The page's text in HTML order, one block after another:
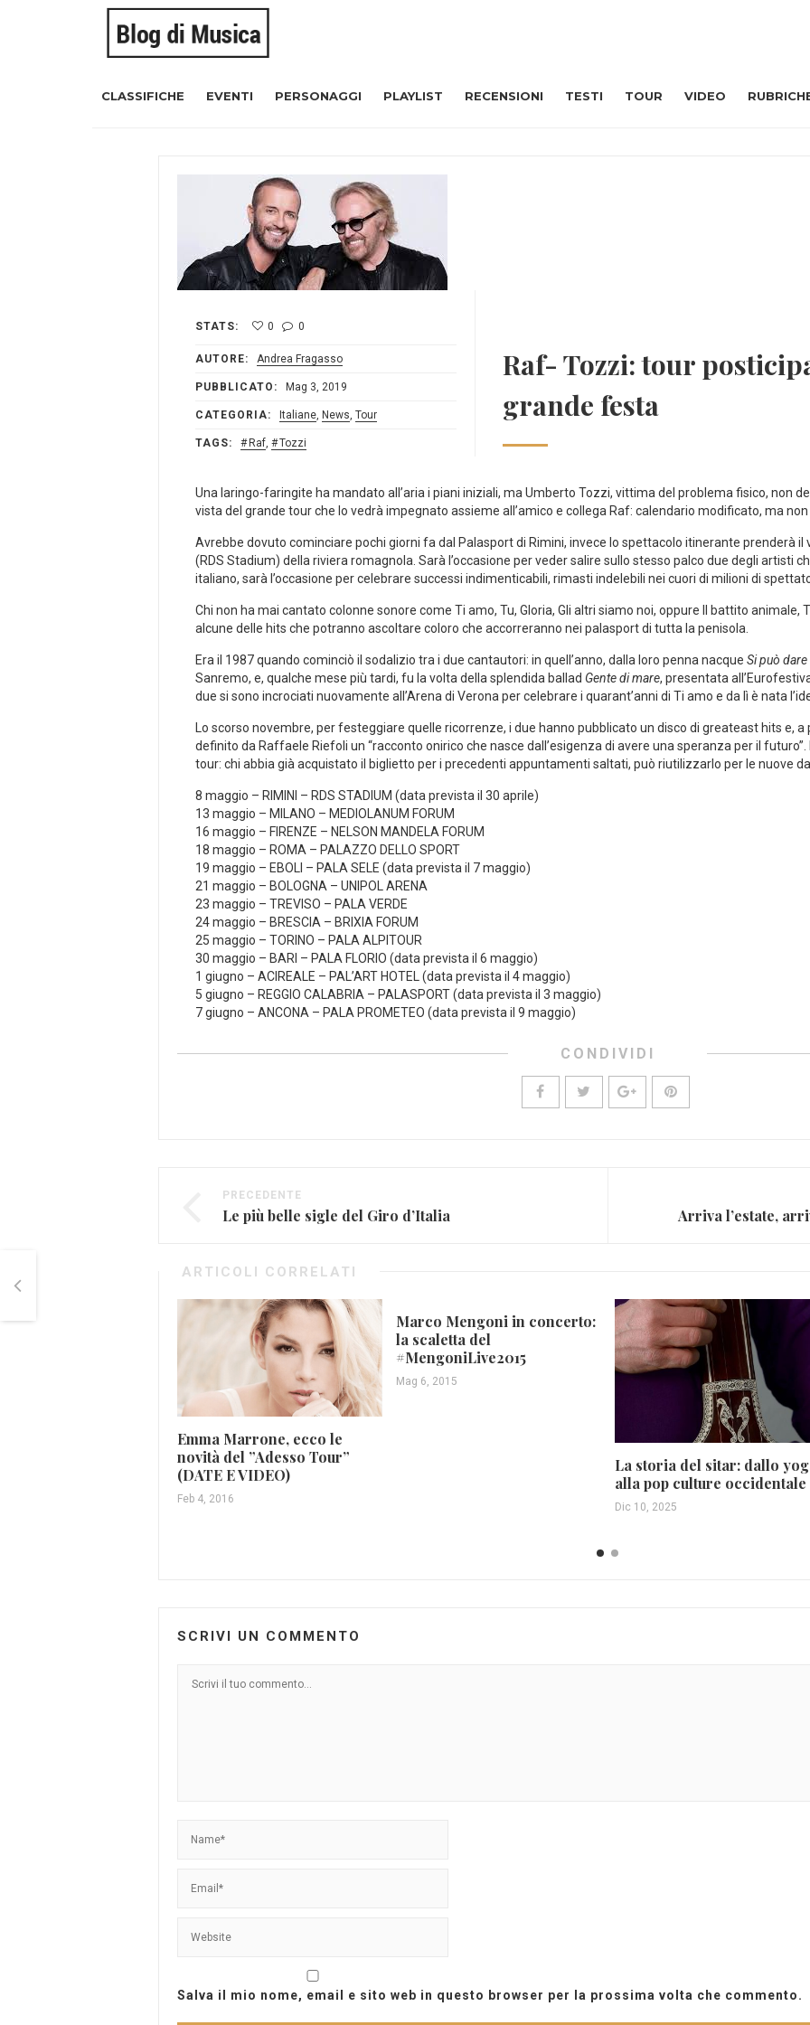
CLASSIFICHE EVENTI PERSONAGGI PLAYLIST RECENSIONI TESTI TOUR VIDEO
STATS: 0 0
AUTORE: Andrea Fragasso
PUBBLICATO: Mag 3, 2019
CATEGORIA: Italiane, News, Tour
TAGS: Raf, Tozzi
Raf- Tozzi: tour
grande festa
Una laringo-faringite ha mandato all’aria i piani iniziali, ma Umberto Tozzi, vittima del problema fisico, non
vista del grande tour che lo vedrà impegnato assieme all’amico e collega Raf: calendario modificato, ma
Avrebbe dovuto cominciare pochi giorni fa dal Palasport di Rimini, invece lo spettacolo itinerante prenderà il
(RDS Stadium) della riviera romagnola. Sarà l’occasione per veder salire sullo stesso palco due degli artisti
italiano, sarà l’occasione per celebrare successi indimenticabili, rimasti indelebili nei cuori di milioni di
Chi non ha mai cantato colonne sonore come Ti amo, Tu, Gloria, Gli altri siamo noi, oppure Il battito animale,
alcune delle hits che potranno ascoltare coloro che accorreranno nei palasport di tutta la penisola.
Era il 1987 quando cominciò il sodalizio tra i due cantautori: in quell’anno, dalla loro penna nacque Si può
Sanremo, e, qualche mese più tardi, fu la volta della splendida ballad Gente di mare, presentata
due si sono incrociati nuovamente all’Arena di Verona per celebrare i quarant’anni di Ti amo e da lì è nata
Lo scorso novembre, per festeggiare quelle ricorrenze, i due hanno pubblicato un disco di greateast hits e, a
definito da Raffaele Riefoli un “racconto onirico che nasce dall’esigenza di avere una speranza per il futuro”.
tour: chi abbia già acquistato il biglietto per i precedenti appuntamenti saltati, può riutilizzarlo per le nuove
8 maggio – RIMINI – RDS STADIUM (data prevista il 30 aprile)
13 maggio – MILANO – MEDIOLANUM FORUM
16 maggio – FIRENZE – NELSON MANDELA FORUM
18 maggio – ROMA – PALAZZO DELLO SPORT
19 maggio – EBOLI – PALA SELE (data prevista il 7 maggio)
21 maggio – BOLOGNA – UNIPOL ARENA
23 maggio – TREVISO – PALA VERDE
24 maggio – BRESCIA – BRIXIA FORUM
25 maggio – TORINO – PALA ALPITOUR
30 maggio – BARI – PALA FLORIO (data prevista il 6 maggio)
1 giugno – ACIREALE – PAL’ART HOTEL (data prevista il 4 maggio)
5 giugno – REGGIO CALABRIA – PALASPORT (data prevista il 3 maggio)
7 giugno – ANCONA – PALA PROMETEO (data prevista il 9 maggio)
CONDIVIDI
PRECEDENTE
Le più belle sigle del Giro d’Italia Arriva l’estate,
ARTICOLI CORRELATI
Emma Marrone, ecco le
novità del ”Adesso Tour”
(DATE E VIDEO)
Feb 4, 2016
Marco Mengoni in concerto:
la scaletta del
#MengoniLive2015
Mag 6, 2015
La storia del sitar: dallo
alla pop culture occidentale
Dic 10, 2025
SCRIVI UN COMMENTO
Salva il mio nome, email e sito web in questo browser per la prossima volta che commento.